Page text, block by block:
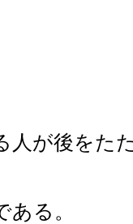
人が後をた
る。